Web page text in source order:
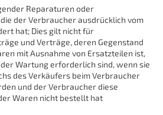
Reparaturen oder
der Verbraucher ausdrücklich vom
hat; Dies gilt nicht für
und Verträge, deren Gegenstand
mit Ausnahme von Ersatzteilen ist,
Wartung erforderlich sind, wenn sie
des Verkäufers beim Verbraucher
und der Verbraucher diese
Waren nicht bestellt hat